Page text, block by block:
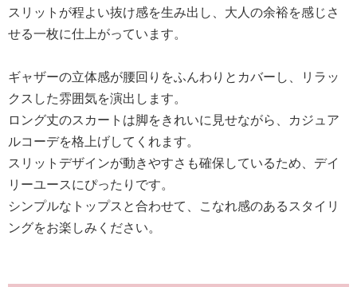
スリットが程よい抜け感を生み出し、大人の余裕を感じさ
せる一枚に仕上がっています。
ギャザーの立体感が腰回りをふんわりとカバーし、リラッ
クスした雰囲気を演出します。
ロング丈のスカートは脚をきれいに見せながら、カジュア
ルコーデを格上げしてくれます。
スリットデザインが動きやすさも確保しているため、デイ
リーユースにぴったりです。
シンプルなトップスと合わせて、こなれ感のあるスタイリ
ングをお楽しみください。